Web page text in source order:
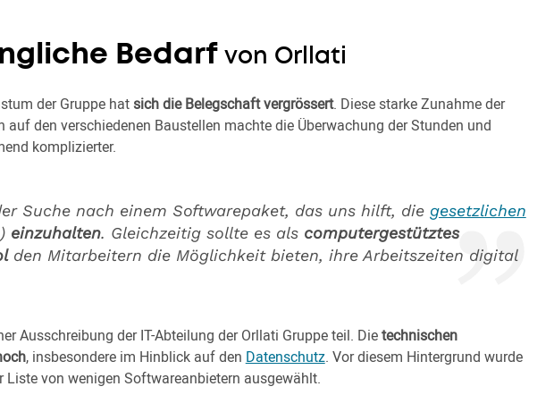
Bedarf von Orllati
der Gruppe hat sich die Belegschaft vergrössert. Diese starke Zunahme der
auf den verschiedenen Baustellen machte die Überwachung der Stunden und
komplizierter.
Suche nach einem Softwarepaket, das uns hilft, die gesetzlichen
einzuhalten. Gleichzeitig sollte es als computergestütztes
den Mitarbeitern die Möglichkeit bieten, ihre Arbeitszeiten digital
Ausschreibung der IT-Abteilung der Orllati Gruppe teil. Dietechnischen
, insbesondere im Hinblick auf den Datenschutz. Vor diesem Hintergrund wurde
Liste von wenigen Softwareanbietern ausgewählt.